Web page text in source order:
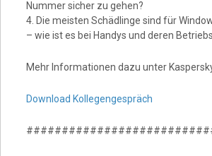
Nummer sicher zu gehen?
4. Die meisten Schädlinge sind für
– wie ist es bei Handys und deren
Mehr Informationen dazu unter
Download Kollegengespräch